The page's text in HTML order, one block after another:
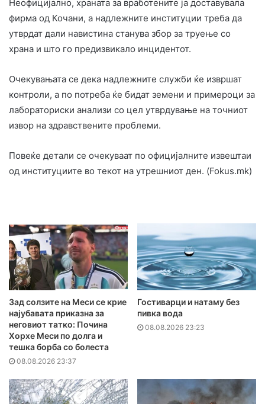
Неофицијално, храната за вработените ја доставувала
фирма од Кочани, а надлежните институции треба да
утврдат дали навистина станува збор за труење со
храна и што го предизвикало инцидентот.
Очекувањата се дека надлежните служби ќе извршат
контроли, а по потреба ќе бидат земени и примероци за
лабораториски анализи со цел утврдување на точниот
извор на здравствените проблеми.
Повеќе детали се очекуваат по официјалните извештаи
од институциите во текот на утрешниот ден. (Fokus.mk)
Зад солзите на Меси се крие
најубавата приказна за
неговиот татко: Почина
Хорхе Меси по долга и
тешка борба со болеста
08.08.2026 23:37
Гостиварци и натаму без
пивка вода
08.08.2026 23:23